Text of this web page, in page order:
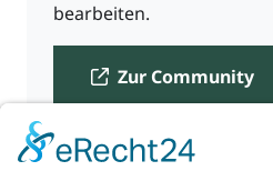
bearbeiten.
Zur Community